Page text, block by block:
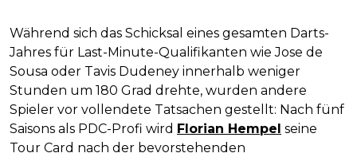
Während sich das Schicksal eines gesamten Darts-
Jahres für Last-Minute-Qualifikanten wie Jose de
Sousa oder Tavis Dudeney innerhalb weniger
Stunden um 180 Grad drehte, wurden andere
Spieler vor vollendete Tatsachen gestellt: Nach fünf
Saisons als PDC-Profi wird Florian Hempel seine
Tour Card nach der bevorstehenden